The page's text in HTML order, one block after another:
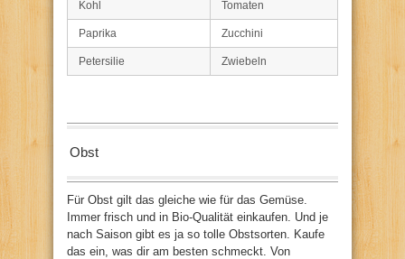
Kohl Tomaten
Paprika Zucchini
Petersilie Zwiebeln
Obst
Für Obst gilt das gleiche wie für das Gemüse.
Immer frisch und in Bio-Qualität einkaufen. Und je
nach Saison gibt es ja so tolle Obstsorten. Kaufe
das ein, was dir am besten schmeckt. Von